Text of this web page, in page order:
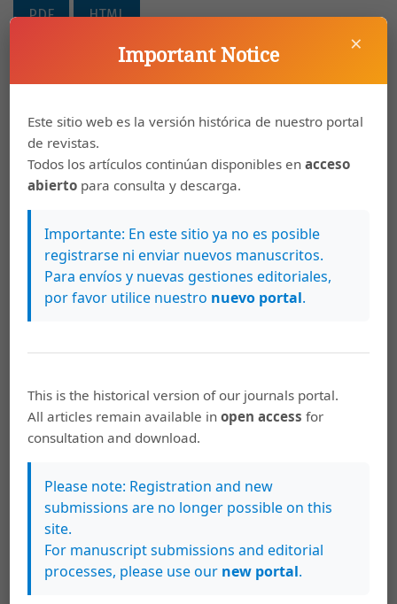
PDF HTML
Carlos Alejandro Flores Monroy, Angélica María
Mondragón
48-64
Estrategias de afrontamiento de personas
mayores en contextos de pandemia:
diferencias de género
Daniela Alejandra Barrera Romo , Jesús Rubio
Evaluación del programa Casas de los
Abuelos en Chihuahua, México
PDF HTML
María Auxiliadora Vargas Villalobos
Impacto de la actividad física en la
resiliencia y calidad de vida de mujeres
adultas mayores: estudio de casos en la
×
Important Notice
Este sitio web es la versión histórica de nuestro portal
de revistas.
Todos los artículos continúan disponibles enacceso
abierto para consulta y descarga.
Importante: En este sitio ya no es posible
registrarse ni enviar nuevos manuscritos.
Para envíos y nuevas gestiones editoriales,
por favor utilice nuestro nuevo portal.
This is the historical version of our journals portal.
All articles remain available inopen access for
consultation and download.
Please note: Registration and new
submissions are no longer possible on this
site.
For manuscript submissions and editorial
processes, please use our new portal.